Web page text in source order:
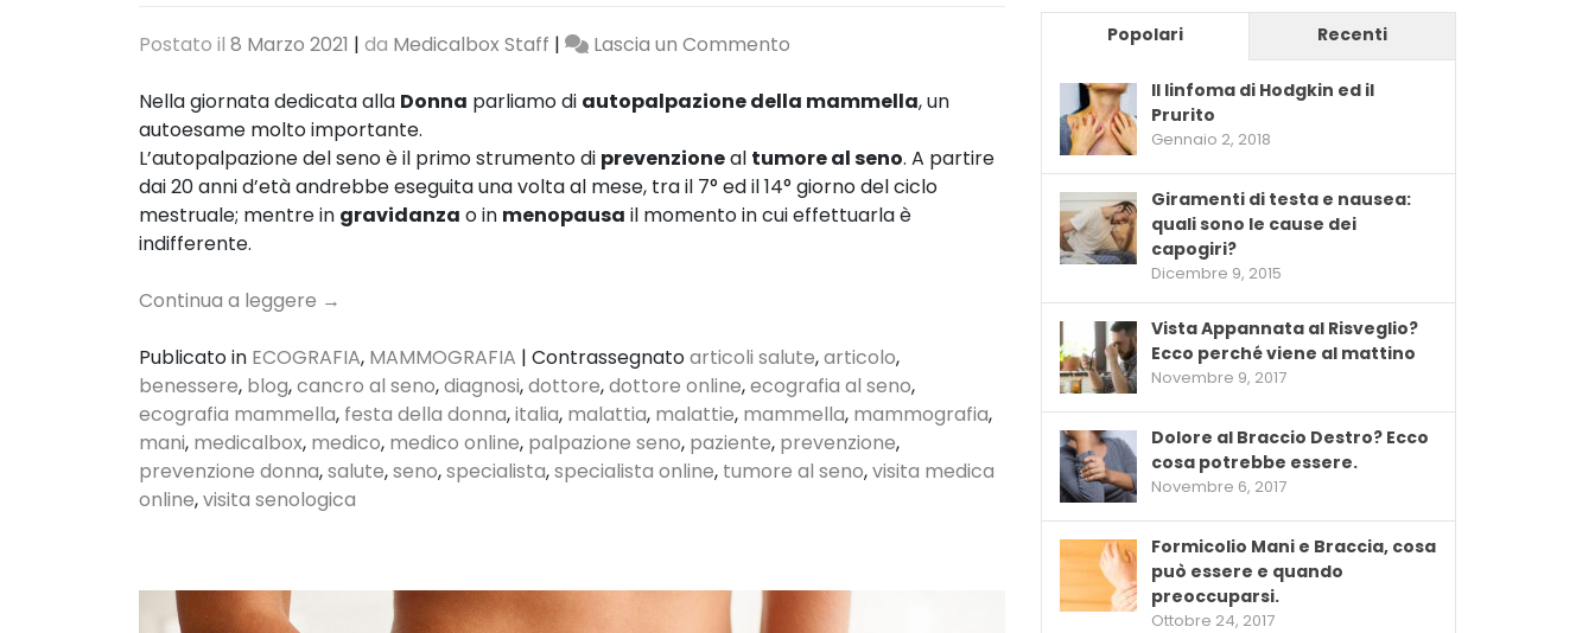
Postato il 8 Marzo 2021 | da Medicalbox Staff | Lascia un Commento
del
come
effettuarla
in
Nella giornata dedicata alla Donna parliamo di autopalpazione della mammella, un
autoesame molto importante.
L’autopalpazione del seno è il primo strumento di prevenzioneal tumore al seno. A partire
dai 20 anni d’età andrebbe eseguita una volta al mese, tra il 7° ed il 14° giorno del ciclo
mestruale; mentre in gravidanza o in menopausa il momento in cui effettuarla è
indifferente.
Continua a leggere →
Publicato in ECOGRAFIA, MAMMOGRAFIA | Contrassegnatoarticoli salute,articolo,
benessere, blog,cancro al seno,diagnosi,dottore,dottore online,ecografia al seno,
ecografia mammella, festa della donna,italia, malattia, malattie, mammella, mammografia,
mani, medicalbox, medico, medico online, palpazione seno, paziente, prevenzione,
prevenzione donna,salute,seno,specialista,specialista online, tumore al seno,visita medica
online,visita senologica
Popolari Recenti
Il linfoma di Hodgkin ed il
Prurito
Gennaio 2, 2018
Giramenti di testa e nausea:
quali sono le cause dei
capogiri?
Dicembre 9, 2015
Vista Appannata al Risveglio?
Ecco perché viene al mattino
Novembre 9, 2017
Dolore al Braccio Destro? Ecco
cosa potrebbe essere.
Novembre 6, 2017
Formicolio Mani e Braccia, cosa
può essere e quando
preoccuparsi.
Ottobre 24, 2017